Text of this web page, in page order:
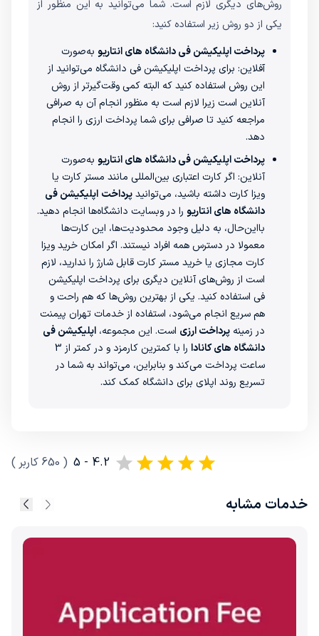
روش‌های دیگری لازم است. شما می‌توانید به این منظور از
یکی از دو روش زیر استفاده کنید:
پرداخت اپلیکیشن فی دانشگاه های انتاریو به‌صورت
آفلاین: برای پرداخت اپلیکیشن فی دانشگاه می‌توانید از
این روش استفاده کنید که البته کمی وقت‌گیرتر از روش
آنلاین است زیرا لازم است به منظور انجام آن به صرافی
مراجعه کنید تا صرافی برای شما پرداخت ارزی را انجام
‌دهد.
پرداخت اپلیکیشن فی دانشگاه های انتاریو به‌صورت
آنلاین: اگر کارت اعتباری بین‌المللی مانند مستر کارت یا
ویزا کارت داشته باشید، می‌توانیدپرداخت اپلیکیشن فی
دانشگاه های انتاریو را در وبسایت دانشگاه‌ها انجام دهید.
بااین‌حال، به دلیل وجود محدودیت‌ها، این کارت‌ها
معمولا در دسترس همه افراد نیستند. اگر امکان خرید ویزا
کارت مجازی یا خرید مستر کارت قابل شارژ را ندارید، لازم
است از روش‌های آنلاین دیگری برای پرداخت اپلیکیشن
فی استفاده کنید. یکی از بهترین روش‌ها که هم راحت و
هم سریع انجام می‌شود، استفاده از خدمات تهران پیمنت
در زمینه پرداخت ارزی است. این مجموعه، اپلیکیشن فی
دانشگاه های کانادا
را با کمترین کارمزد و در کمتر از 3
ساعت پرداخت می‌کند و بنابراین، می‌تواند به شما در
تسریع روند اپلای برای دانشگاه کمک کند.
4.2 - 5
(
650 کاربر )
خدمات مشابه